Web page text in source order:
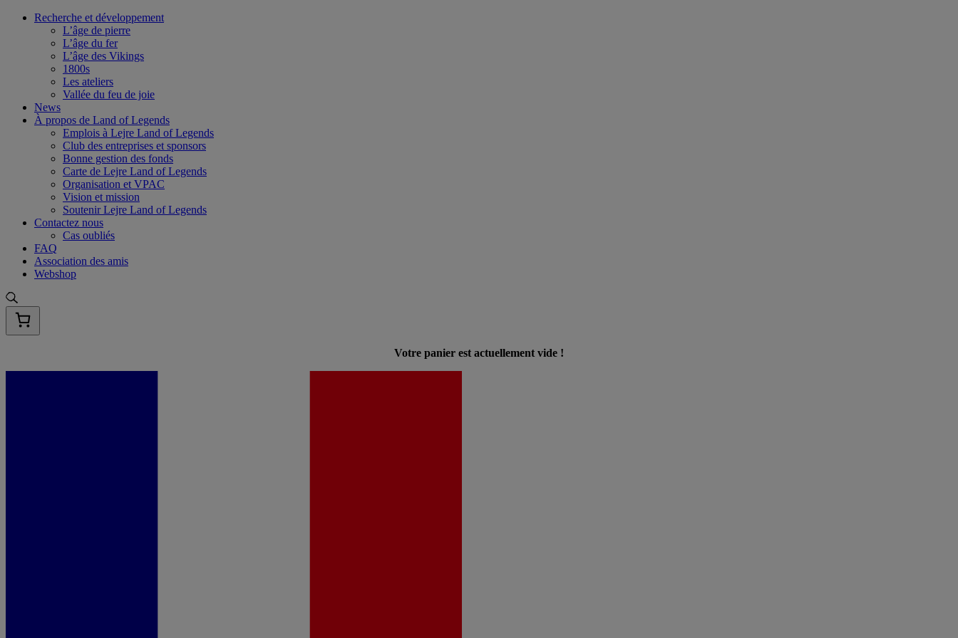
Skip
Recherche et développement
L’âge de pierre
L’âge du fer
L’âge des Vikings
1800s
Les ateliers
Vallée du feu de joie
News
À propos de Land of Legends
Emplois à Lejre Land of Legends
Club des entreprises et sponsors
Bonne gestion des fonds
Carte de Lejre Land of Legends
Organisation et VPAC
Vision et mission
Soutenir Lejre Land of Legends
Contactez nous
Cas oubliés
FAQ
Association des amis
Webshop
Votre panier est actuellement vide !